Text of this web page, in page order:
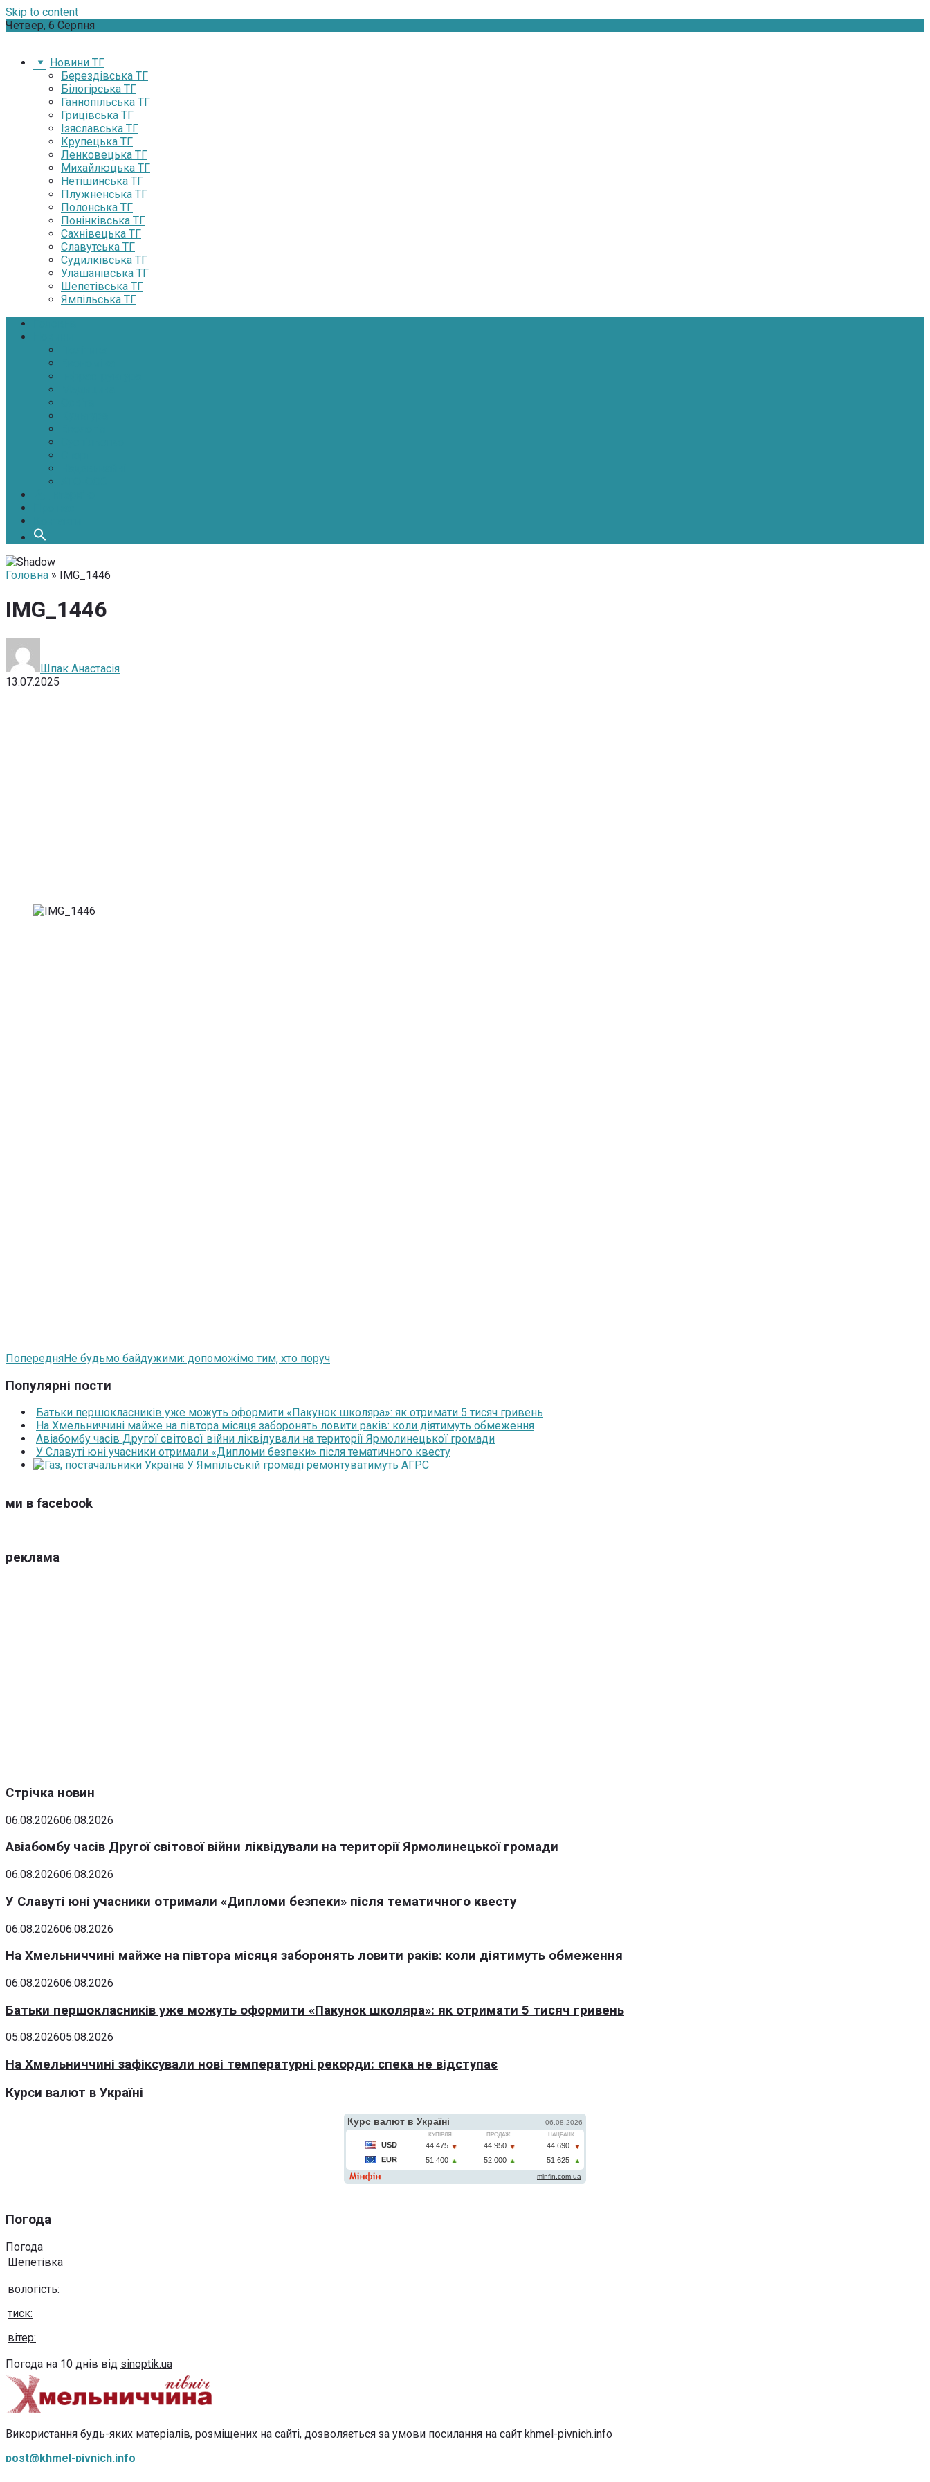
Skip to content
Четвер, 6 Серпня
Новини ТГ
Берездівська ТГ
Білогірська ТГ
Ганнопільська ТГ
Грицівська ТГ
Ізяславська ТГ
Крупецька ТГ
Ленковецька ТГ
Михайлюцька ТГ
Нетішинська ТГ
Плужненська ТГ
Полонська ТГ
Понінківська ТГ
Сахнівецька ТГ
Славутська ТГ
Судилківська ТГ
Улашанівська ТГ
Шепетівська ТГ
Ямпільська ТГ
Головна » IMG_1446
IMG_1446
Шпак Анастасія
13.07.2025
ПопередняНе будьмо байдужими: допоможімо тим, хто поруч
Популярні пости
Батьки першокласників уже можуть оформити «Пакунок школяра»: як отримати 5 тисяч гривень
На Хмельниччині майже на півтора місяця заборонять ловити раків: коли діятимуть обмеження
Авіабомбу часів Другої світової війни ліквідували на території Ярмолинецької громади
У Славуті юні учасники отримали «Дипломи безпеки» після тематичного квесту
У Ямпільській громаді ремонтуватимуть АГРС
ми в facebook
реклама
Стрічка новин
06.08.202606.08.2026
Авіабомбу часів Другої світової війни ліквідували на території Ярмолинецької громади
06.08.202606.08.2026
У Славуті юні учасники отримали «Дипломи безпеки» після тематичного квесту
06.08.202606.08.2026
На Хмельниччині майже на півтора місяця заборонять ловити раків: коли діятимуть обмеження
06.08.202606.08.2026
Батьки першокласників уже можуть оформити «Пакунок школяра»: як отримати 5 тисяч гривень
05.08.202605.08.2026
На Хмельниччині зафіксували нові температурні рекорди: спека не відступає
Курси валют в Україні
Погода
Погода
Шепетівка
вологість:
тиск:
вітер:
Погода на 10 днів від sinoptik.ua
Використання будь-яких матеріалів, розміщених на сайті, дозволяється за умови посилання на сайт khmel-pivnich.info
post@khmel-pivnich.info